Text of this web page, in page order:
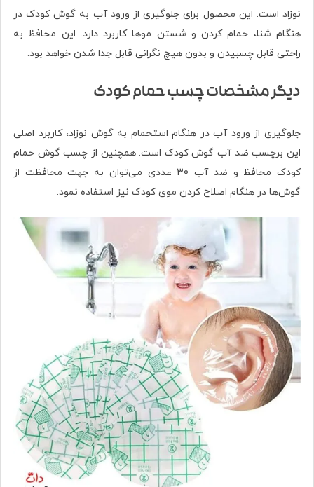
نوزاد است. این محصول برای جلوگیری از ورود آب به گوش کودک در
هنگام شنا، حمام کردن و شستن موها کاربرد دارد. این محافظ به
راحتی قابل چسبیدن و بدون هیچ نگرانی قابل جدا شدن خواهد بود.
دیگر مشخصات چسب حمام کودک
جلوگیری از ورود آب در هنگام استحمام به گوش نوزاد، کاربرد اصلی
این برچسب ضد آب گوش کودک است. همچنین از چسب گوش حمام
کودک محافظ و ضد آب 30 عددی می‌توان به جهت محافظت از
گوش‌ها در هنگام اصلاح کردن موی کودک نیز استفاده نمود.